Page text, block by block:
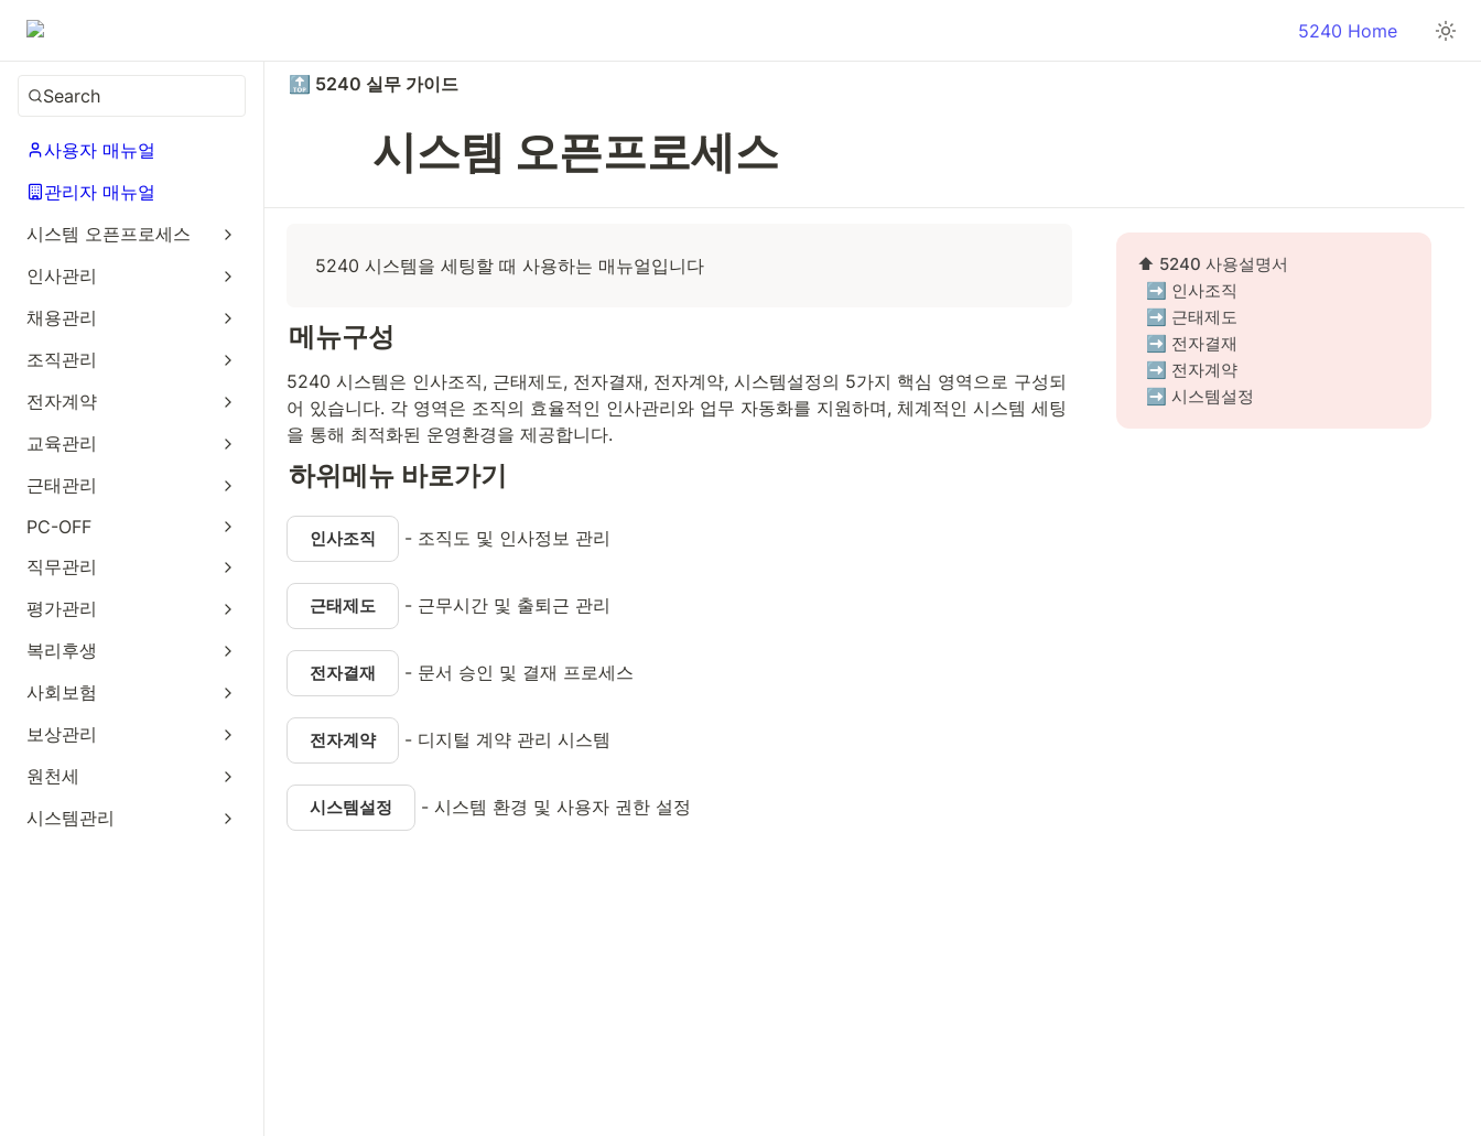
5240 Home
Search
사용자 매뉴얼
관리자 매뉴얼
시스템 오픈프로세스
인사관리
채용관리
조직관리
전자계약
교육관리
근태관리
PC-OFF
직무관리
평가관리
복리후생
사회보험
보상관리
원천세
시스템관리
🔝 5240 실무 가이드
시스템 오픈프로세스
5240 시스템을 세팅할 때 사용하는 매뉴얼입니다
메뉴구성
5240 시스템은 인사조직, 근태제도, 전자결재, 전자계약, 시스템설정의 5가지 핵심 영역으로 구성되
어 있습니다. 각 영역은 조직의 효율적인 인사관리와 업무 자동화를 지원하며, 체계적인 시스템 세팅
을 통해 최적화된 운영환경을 제공합니다.
하위메뉴 바로가기
인사조직 - 조직도 및 인사정보 관리
근태제도 - 근무시간 및 출퇴근 관리
전자결재 - 문서 승인 및 결재 프로세스
전자계약 - 디지털 계약 관리 시스템
시스템설정 - 시스템 환경 및 사용자 권한 설정
⬆️ 5240 사용설명서
➡️ 인사조직
➡️ 근태제도
➡️ 전자결재
➡️ 전자계약
➡️ 시스템설정